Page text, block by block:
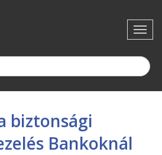
biztonsági
Bankoknál